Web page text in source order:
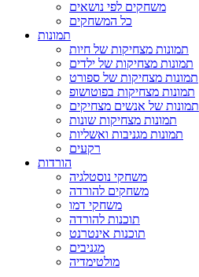
משחקים לפי נושאים
כל המשחקים
תמונות
תמונות מצחיקות של חיות
תמונות מצחיקות של ילדים
תמונות מצחיקות של ספורט
תמונות מצחיקות בפוטושופ
תמונות של אנשים מצחיקים
תמונות מצחיקות שונות
תמונות מגניבות ואשליות
רקעים
הורדות
משחקי נוסטלגיה
משחקים להורדה
משחקי דמו
תוכנות להורדה
תוכנות אינטרנט
מגניבים
מולטימדיה